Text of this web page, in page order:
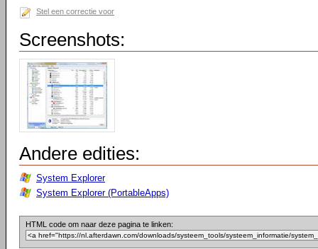
Stel een correctie voor
Screenshots:
Andere edities:
System Explorer
System Explorer (PortableApps)
HTML code om naar deze pagina te linken: